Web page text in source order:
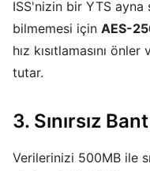
ISS'nizin bir YTS
bilmemesi için AES-
hız kısıtlamasını
tutar.
3. Sınırsız
Verilerinizi 500MB ile